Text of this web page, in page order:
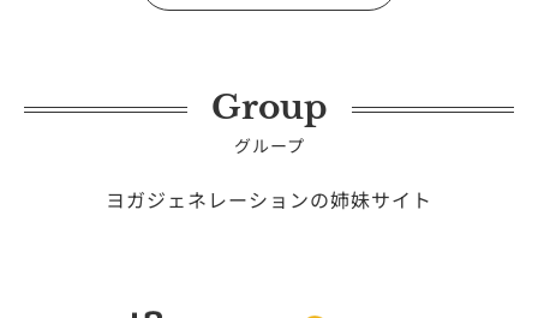
Group
グループ
ヨガジェネレーションの姉妹サイト